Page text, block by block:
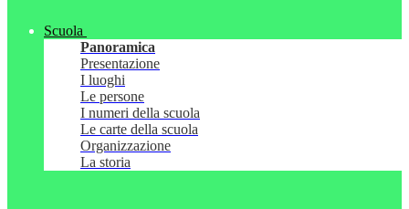
Scuola
Panoramica
Presentazione
I luoghi
Le persone
I numeri della scuola
Le carte della scuola
Organizzazione
La storia